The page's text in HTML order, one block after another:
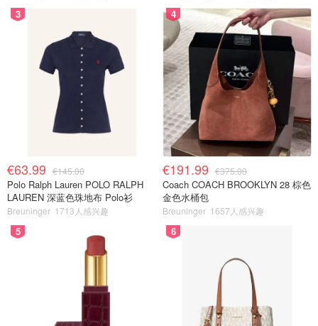
3
€63.99 €145.00
Polo Ralph Lauren POLO RALPH
LAUREN 深蓝色珠地布 Polo衫
Breuninger 1713人感兴趣
4
€191.99 €375.00
Coach COACH BROOKLYN 28 棕色
金色水桶包
Breuninger 1657人感兴趣
5 6